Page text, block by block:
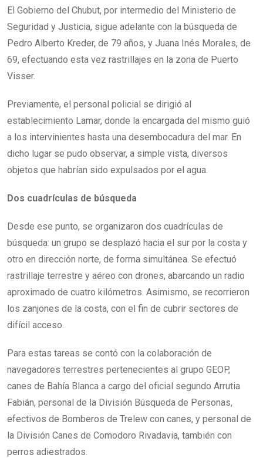
El Gobierno del Chubut, por intermedio del Ministerio de
Seguridad y Justicia, sigue adelante con la búsqueda de
Pedro Alberto Kreder, de 79 años, y Juana Inés Morales, de
69, efectuando esta vez rastrillajes en la zona de Puerto
Visser.
Previamente, el personal policial se dirigió al
establecimiento Lamar, donde la encargada del mismo guió
a los intervinientes hasta una desembocadura del mar. En
dicho lugar se pudo observar, a simple vista, diversos
objetos que habrían sido expulsados por el agua.
Dos cuadrículas de búsqueda
Desde ese punto, se organizaron dos cuadrículas de
búsqueda: un grupo se desplazó hacia el sur por la costa y
otro en dirección norte, de forma simultánea. Se efectuó
rastrillaje terrestre y aéreo con drones, abarcando un radio
aproximado de cuatro kilómetros. Asimismo, se recorrieron
los zanjones de la costa, con el fin de cubrir sectores de
difícil acceso.
Para estas tareas se contó con la colaboración de
navegadores terrestres pertenecientes al grupo GEOP,
canes de Bahía Blanca a cargo del oficial segundo Arrutia
Fabián, personal de la División Búsqueda de Personas,
efectivos de Bomberos de Trelew con canes, y personal de
la División Canes de Comodoro Rivadavia, también con
perros adiestrados.